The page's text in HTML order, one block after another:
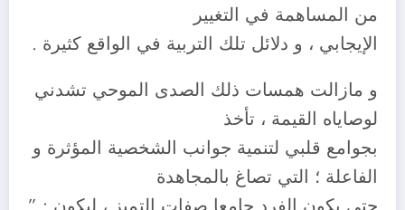
من المساهمة في التغيير
الإيجابي ، و دلائل تلك التربية في الواقع كثيرة .
و مازالت همسات ذلك الصدى الموحي تشدني
لوصاياه القيمة ، تأخذ
بجوامع قلبي لتنمية جوانب الشخصية المؤثرة و
الفاعلة ؛ التي تصاغ بالمجاهدة